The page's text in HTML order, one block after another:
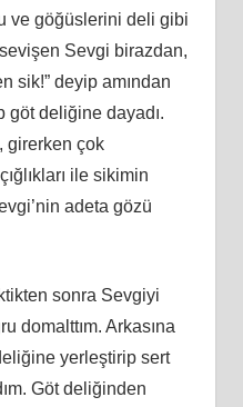
ve göğüslerini deli gibi
Sevgi birazdan,
sik!” deyip amından
göt deliğine dayadı.
girerken çok
ile sikimin
adeta gözü
sonra Sevgiyi
domalttım. Arkasına
yerleştirip sert
Göt deliğinden